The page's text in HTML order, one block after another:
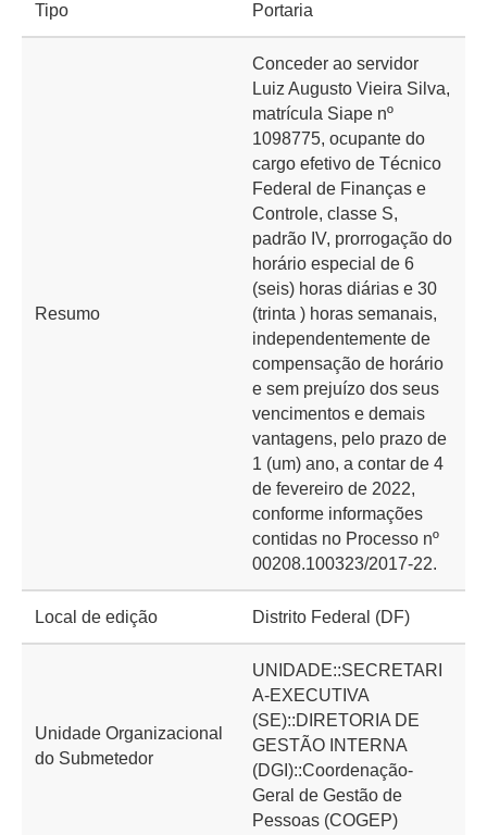
Tipo Portaria
Resumo
Conceder ao servidor
Luiz Augusto Vieira Silva,
matrícula Siape nº
1098775, ocupante do
cargo efetivo de Técnico
Federal de Finanças e
Controle, classe S,
padrão IV, prorrogação do
horário especial de 6
(seis) horas diárias e 30
(trinta ) horas semanais,
independentemente de
compensação de horário
e sem prejuízo dos seus
vencimentos e demais
vantagens, pelo prazo de
1 (um) ano, a contar de 4
de fevereiro de 2022,
conforme informações
contidas no Processo nº
00208.100323/2017-22.
Local de edição Distrito Federal (DF)
Unidade Organizacional
do Submetedor
UNIDADE::SECRETARI
A-EXECUTIVA
(SE)::DIRETORIA DE
GESTÃO INTERNA
(DGI)::Coordenação-
Geral de Gestão de
Pessoas (COGEP)